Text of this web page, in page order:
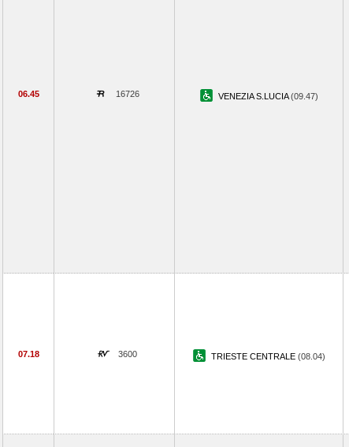
06.45 16726 VENEZIA S.LUCIA(09.47)
07.18 3600 TRIESTE CENTRALE (08.04)